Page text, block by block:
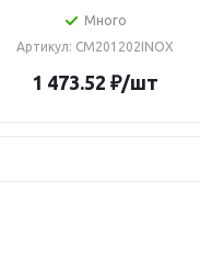
Много
Артикул: CM201202INOX
1 473.52 ₽/шт